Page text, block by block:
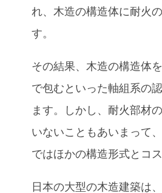
れ、木造の構造体に耐火
す。
その結果、木造の構造体
で包むといった軸組系の
ます。しかし、耐火部材
いないこともあいまって
ではほかの構造形式とコ
日本の大型の木造建築は